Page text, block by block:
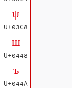
ψ
U+03C8
ш
U+0448
ъ
U+044A